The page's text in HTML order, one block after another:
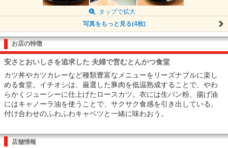
タップで拡大
写真をもっと見る(4枚)
お店の特徴
安さとおいしさを追求した 夫婦で営むとんかつ食堂
カツ丼やカツカレーなど種類豊富なメニューをリーズナブルに楽し
める食堂。イチオシは、厳選した豚肉を低温熟成することで、やわ
らかくジューシーに仕上げたロースカツ。衣には生パン粉、揚げ油
にはキャノーラ油を使うことで、サクサク食感を引き出している。
付け合わせのふわふわキャベツと一緒に味わおう。
店舗情報